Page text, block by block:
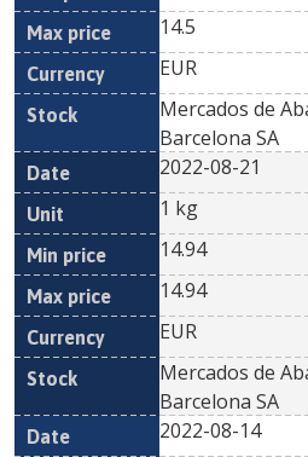
14.5
EUR
Mercados de
Barcelona SA
2022-08-21
1 kg
14.94
14.94
EUR
Mercados de
Barcelona SA
2022-08-14